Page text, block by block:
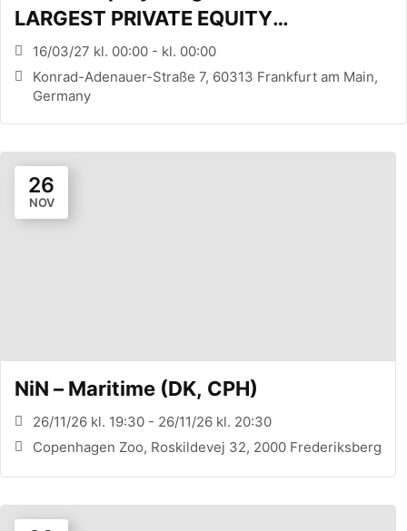
LARGEST PRIVATE EQUITY
CONFERENCE (FRANKFURT, DE)
16/03/27 kl. 00:00 - kl. 00:00
Konrad-Adenauer-Straße 7, 60313 Frankfurt am Main,
Germany
26
NOV
NiN – Maritime (DK, CPH)
26/11/26 kl. 19:30 - 26/11/26 kl. 20:30
Copenhagen Zoo, Roskildevej 32, 2000 Frederiksberg